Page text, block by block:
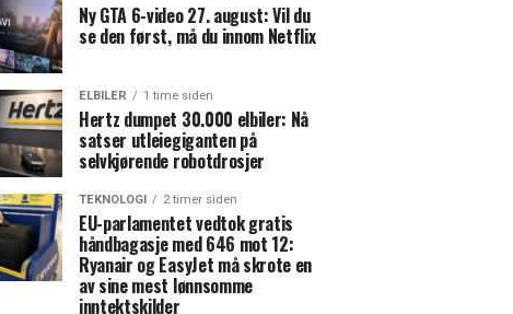
Ny GTA 6-video 27. august: Vil du
se den først, må du innom Netflix
ELBILER 1 time siden
Hertz dumpet 30.000 elbiler: Nå
satser utleiegiganten på
selvkjørende robotdrosjer
TEKNOLOGI 2 timer siden
EU-parlamentet vedtok gratis
håndbagasje med 646 mot 12:
Ryanair og EasyJet må skrote en
av sine mest lønnsomme
inntektskilder